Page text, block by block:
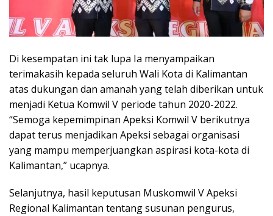
Di kesempatan ini tak lupa Ia menyampaikan
terimakasih kepada seluruh Wali Kota di Kalimantan
atas dukungan dan amanah yang telah diberikan untuk
menjadi Ketua Komwil V periode tahun 2020-2022.
“Semoga kepemimpinan Apeksi Komwil V berikutnya
dapat terus menjadikan Apeksi sebagai organisasi
yang mampu memperjuangkan aspirasi kota-kota di
Kalimantan,” ucapnya.
Selanjutnya, hasil keputusan Muskomwil V Apeksi
Regional Kalimantan tentang susunan pengurus,